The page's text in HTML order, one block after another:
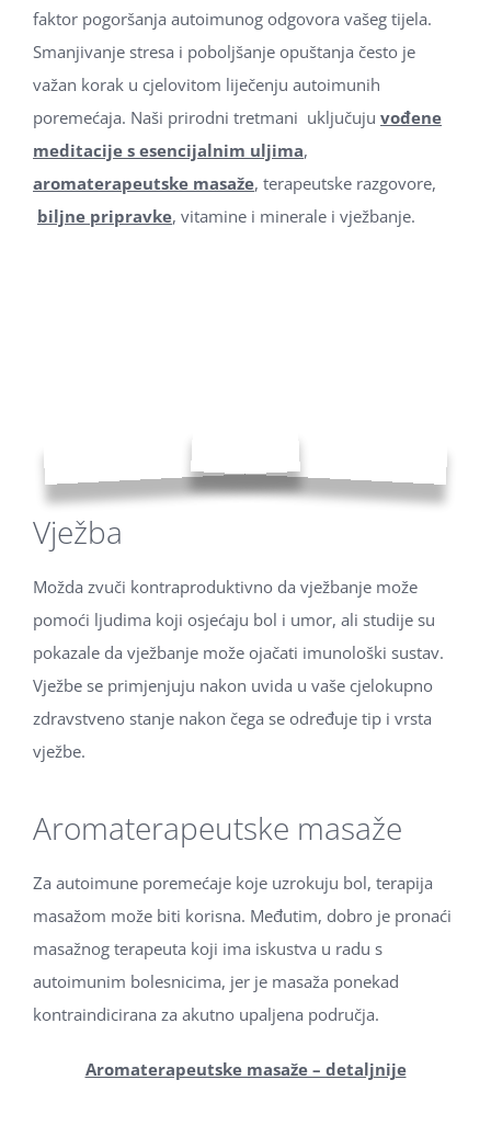
faktor pogoršanja autoimunog odgovora vašeg tijela.
Smanjivanje stresa i poboljšanje opuštanja često je
važan korak u cjelovitom liječenju autoimunih
poremećaja. Naši prirodni tretmani uključuju vođene
meditacije s esencijalnim uljima,
aromaterapeutske masaže, terapeutske razgovore,
biljne pripravke, vitamine i minerale i vježbanje.
Vježba
Možda zvuči kontraproduktivno da vježbanje može
pomoći ljudima koji osjećaju bol i umor, ali studije su
pokazale da vježbanje može ojačati imunološki sustav.
Vježbe se primjenjuju nakon uvida u vaše cjelokupno
zdravstveno stanje nakon čega se određuje tip i vrsta
vježbe.
Aromaterapeutske masaže
Za autoimune poremećaje koje uzrokuju bol, terapija
masažom može biti korisna. Međutim, dobro je pronaći
masažnog terapeuta koji ima iskustva u radu s
autoimunim bolesnicima, jer je masaža ponekad
kontraindicirana za akutno upaljena područja.
Aromaterapeutske masaže – detaljnije